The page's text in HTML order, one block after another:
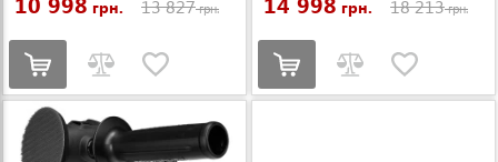
грн. 13 827грн. грн. 18 213грн.